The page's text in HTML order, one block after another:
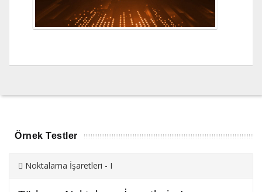
Örnek Testler
Noktalama İşaretleri - I